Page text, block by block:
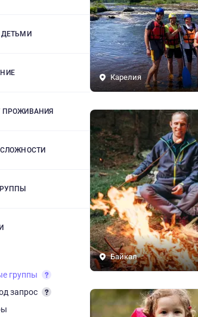
ПРОЖИВАНИЯ
группы
запрос
Карелия
Байкал